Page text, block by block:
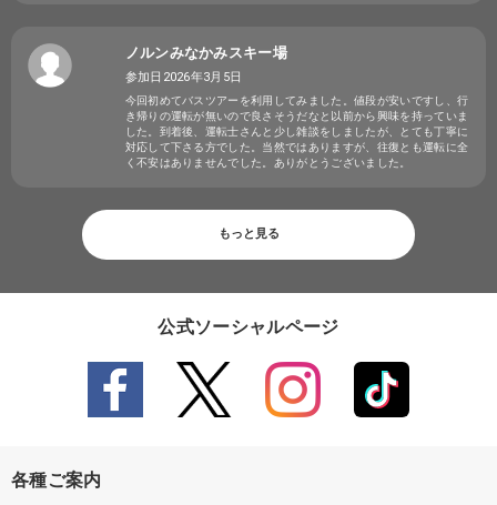
ノルンみなかみスキー場
参加日2026年3月5日
今回初めてバスツアーを利用してみました。値段が安いですし、行
き帰りの運転が無いので良さそうだなと以前から興味を持っていま
した。到着後、運転士さんと少し雑談をしましたが、とても丁寧に
対応して下さる方でした。当然ではありますが、往復とも運転に全
く不安はありませんでした。ありがとうございました。
もっと見る
公式ソーシャルページ
各種ご案内